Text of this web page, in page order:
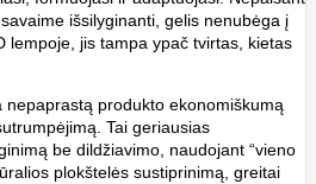
išsilyginanti, gelis nenubėga į
lempoje, jis tampa ypač tvirtas, kietas
nepaprastą produkto ekonomiškumą
Tai geriausias
be dildžiavimo, naudojant “vieno
plokštelės sustiprinimą, greitai